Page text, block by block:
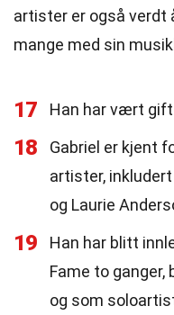
artister er også verdt
mange med sin
17 Han har vært gift
18
Gabriel er kjent
artister,
og Laurie
19
Han har blitt
Fame to ganger,
og som